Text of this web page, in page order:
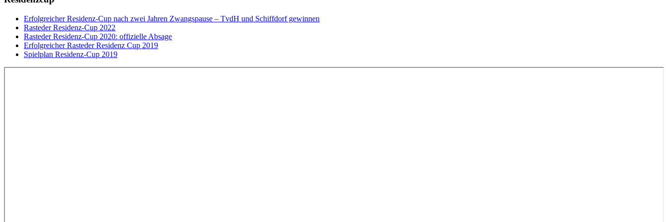
Erfolgreicher Residenz-Cup nach zwei Jahren Zwangspause – TvdH und Schiffdorf gewinnen
Rasteder Residenz-Cup 2022
Rasteder Residenz-Cup 2020: offizielle Absage
Erfolgreicher Rasteder Residenz Cup 2019
Spielplan Residenz-Cup 2019